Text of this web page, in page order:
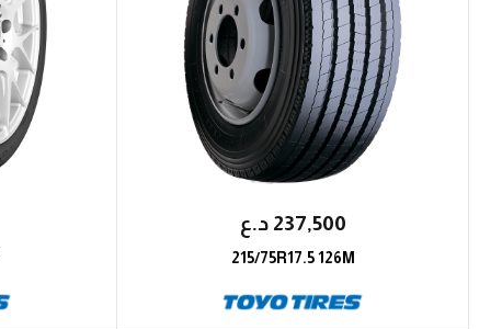
237,500 ؜د.؜ع
215/75R17.5 126M